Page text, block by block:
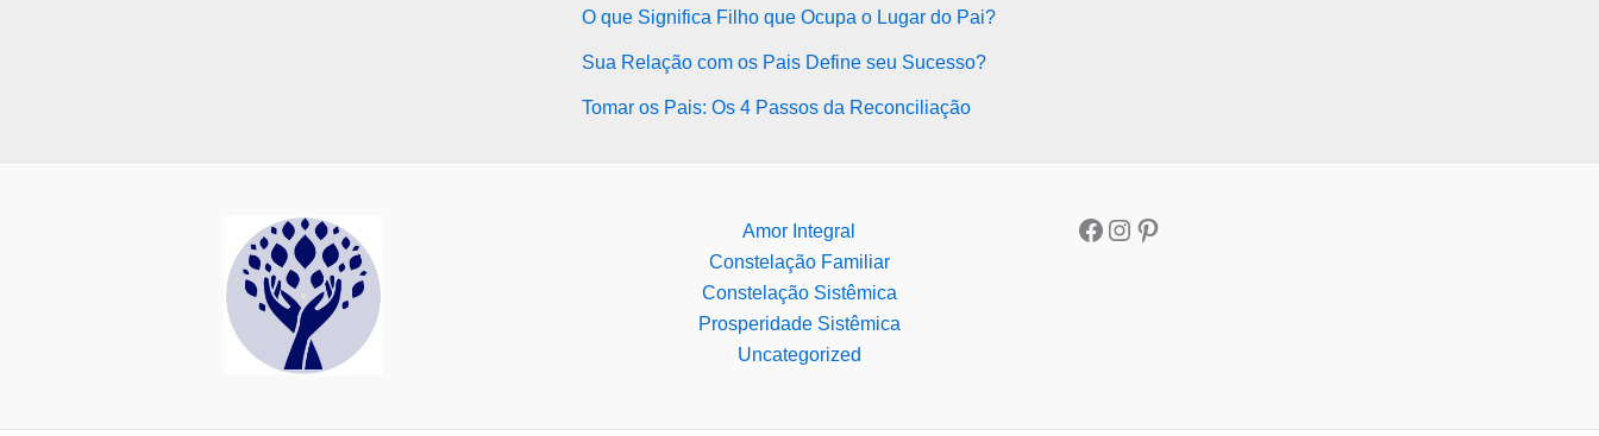
O que Significa Filho que Ocupa o Lugar do Pai?
Sua Relação com os Pais Define seu Sucesso?
Tomar os Pais: Os 4 Passos da Reconciliação
Amor Integral
Constelação Familiar
Constelação Sistêmica
Prosperidade Sistêmica
Uncategorized